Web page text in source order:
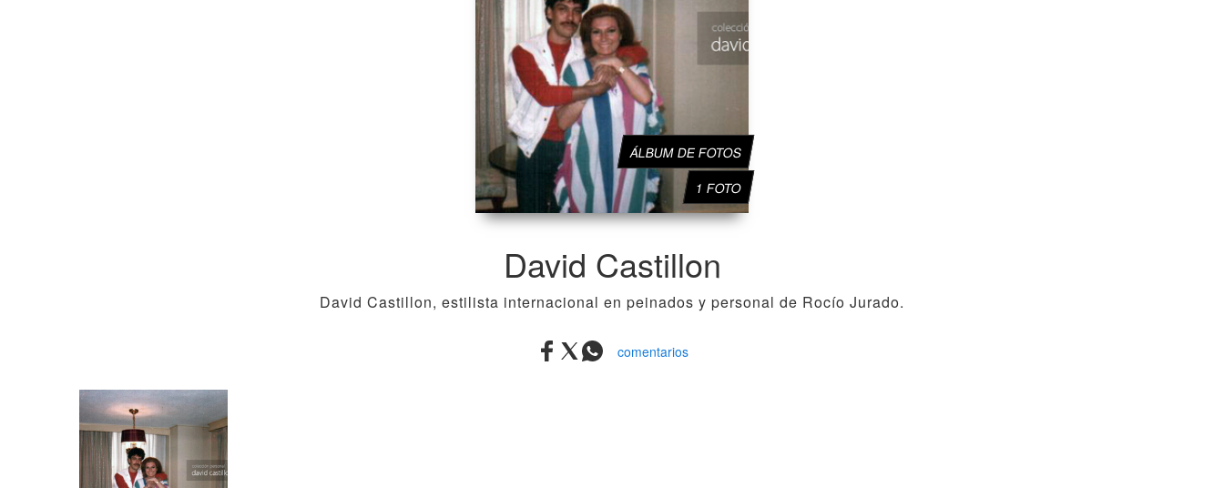
ÁLBUM DE FOTOS
1 FOTO
David Castillon
David Castillon, estilista internacional en peinados y personal de Rocío Jurado.
comentarios